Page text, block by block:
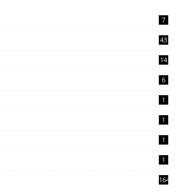
7
43
14
6
1
1
1
1
1644